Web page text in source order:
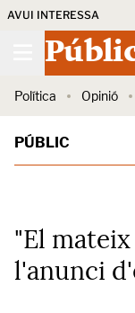
AVUI INTERESSA
Política Opinió
PÚBLIC
"El
l'anunci